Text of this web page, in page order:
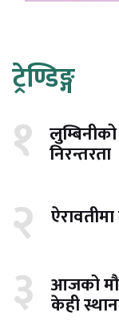
ट्रेण्डिङ्ग
१ निरन्तरता
२
३ आजको
केही